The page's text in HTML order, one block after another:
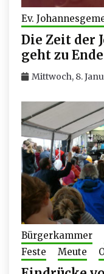
Ev.
Die Zeit der
geht zu Ende
Mittwoch, 8.
Bürgerkammer
Feste
Meute